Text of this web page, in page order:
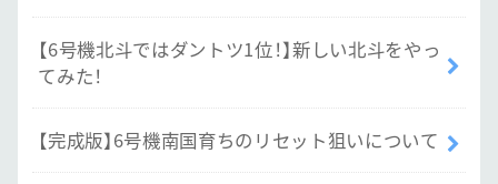
【6号機北斗ではダントツ1位！】新しい北斗をやっ
てみた！
【完成版】6号機南国育ちのリセット狙いについて